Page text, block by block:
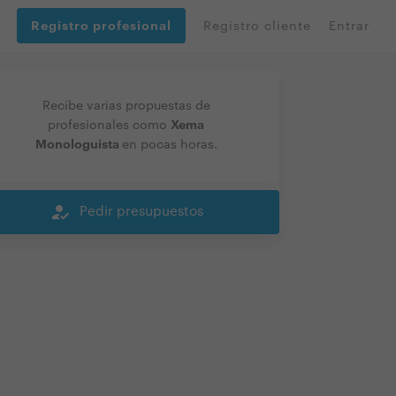
Registro profesional Registro cliente Entrar
Recibe varias propuestas de
profesionales como Xema
Monologuista en pocas horas.
how_to_reg Pedir presupuestos